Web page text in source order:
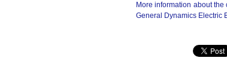
More information about
General Dynamics Electric